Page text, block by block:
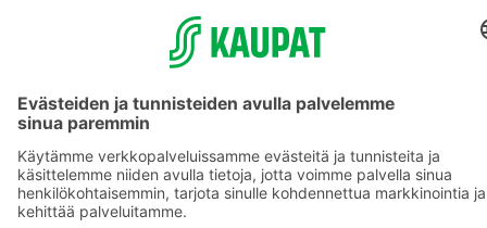
S-ostoslista -sovellus
Prisma.fi
Sokos.fi
S-Pankki
Yhteishyvä
Sokos Hotels